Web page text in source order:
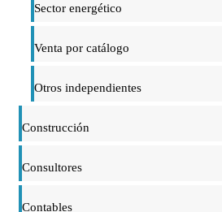
Sector energético
Venta por catálogo
Otros independientes
Construcción
Consultores
Contables